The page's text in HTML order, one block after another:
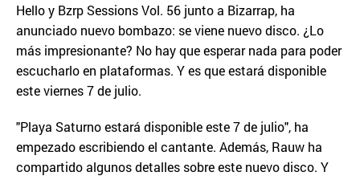
Hello y Bzrp Sessions Vol. 56 junto a Bizarrap, ha
anunciado nuevo bombazo: se viene nuevo disco. ¿Lo
más impresionante? No hay que esperar nada para poder
escucharlo en plataformas. Y es que estará disponible
este viernes 7 de julio.
"Playa Saturno estará disponible este 7 de julio", ha
empezado escribiendo el cantante. Además, Rauw ha
compartido algunos detalles sobre este nuevo disco. Y